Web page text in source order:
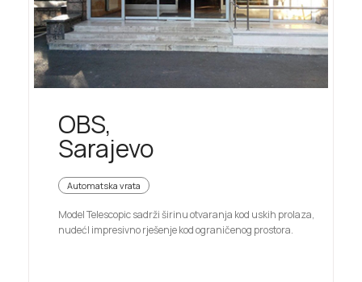
OBS,
Sarajevo
Automatska vrata
Model Telescopic sadrži širinu otvaranja kod uskih prolaza,
nudećI impresivno rješenje kod ograničenog prostora.